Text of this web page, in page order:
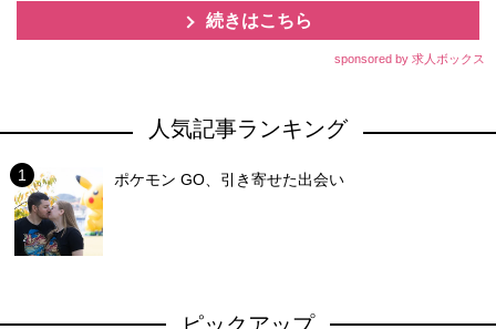
続きはこちら
sponsored by 求人ボックス
人気記事ランキング
ポケモン GO、引き寄せた出会い